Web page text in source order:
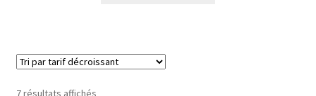
7 résultats affichésTrié